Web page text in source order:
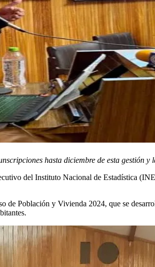
hasta diciembre de esta gestión
del Instituto Nacional de Estadística
Población y Vivienda 2024, que se